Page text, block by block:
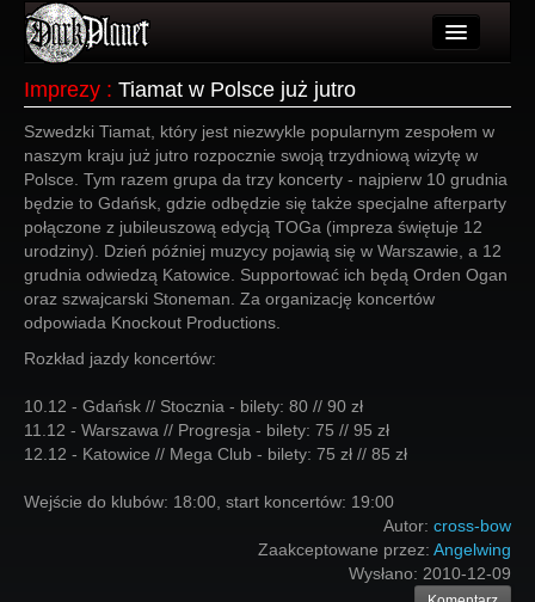
Wydarzenia
Galeria
Forum
Więcej
Login
Imprezy : Tiamat w Polsce już jutro
Szwedzki Tiamat, który jest niezwykle popularnym zespołem w
naszym kraju już jutro rozpocznie swoją trzydniową wizytę w
Polsce. Tym razem grupa da trzy koncerty - najpierw 10 grudnia
będzie to Gdańsk, gdzie odbędzie się także specjalne afterparty
połączone z jubileuszową edycją TOGa (impreza świętuje 12
urodziny). Dzień później muzycy pojawią się w Warszawie, a 12
grudnia odwiedzą Katowice. Supportować ich będą Orden Ogan
oraz szwajcarski Stoneman. Za organizację koncertów
odpowiada Knockout Productions.
Rozkład jazdy koncertów:
10.12 - Gdańsk // Stocznia - bilety: 80 // 90 zł
11.12 - Warszawa // Progresja - bilety: 75 // 95 zł
12.12 - Katowice // Mega Club - bilety: 75 zł // 85 zł
Wejście do klubów: 18:00, start koncertów: 19:00
Autor: cross-bow
Zaakceptowane przez: Angelwing
Wysłano: 2010-12-09